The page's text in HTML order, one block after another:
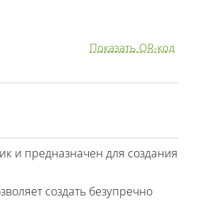
Показать QR-код
и предназначен для создания
создать безупречно